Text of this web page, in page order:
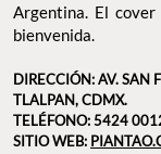
Argentina. El
bienvenida.
DIRECCIÓN: AV. SAN
TLALPAN, CDMX.
TELÉFONO: 5424
SITIO WEB: